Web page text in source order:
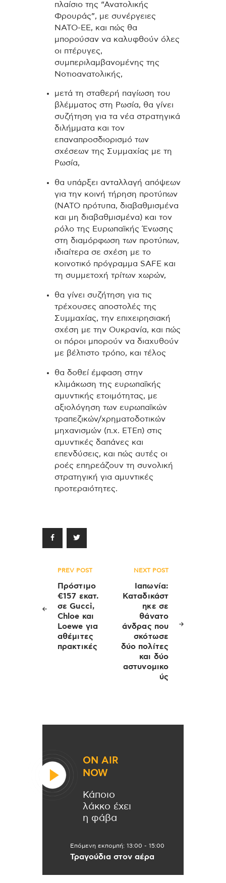
πλαίσιο της “Ανατολικής
Φρουράς”, με συνέργειες
ΝΑΤΟ-ΕΕ, και πώς θα
μπορούσαν να καλυφθούν όλες
οι πτέρυγες,
συμπεριλαμβανομένης της
Νοτιοανατολικής,
μετά τη σταθερή παγίωση του
βλέμματος στη Ρωσία, θα γίνει
συζήτηση για τα νέα στρατηγικά
διλήμματα και τον
επαναπροσδιορισμό των
σχέσεων της Συμμαχίας με τη
Ρωσία,
θα υπάρξει ανταλλαγή απόψεων
για την κοινή τήρηση προτύπων
(NATO πρότυπα, διαβαθμισμένα
και μη διαβαθμισμένα) και τον
ρόλο της Ευρωπαϊκής Ένωσης
στη διαμόρφωση των προτύπων,
ιδιαίτερα σε σχέση με το
κοινοτικό πρόγραμμα SAFE και
τη συμμετοχή τρίτων χωρών,
θα γίνει συζήτηση για τις
τρέχουσες αποστολές της
Συμμαχίας, την επιχειρησιακή
σχέση με την Ουκρανία, και πώς
οι πόροι μπορούν να διαχυθούν
με βέλτιστο τρόπο, και τέλος
θα δοθεί έμφαση στην
κλιμάκωση της ευρωπαϊκής
αμυντικής ετοιμότητας, με
αξιολόγηση των ευρωπαϊκών
τραπεζικών/χρηματοδοτικών
μηχανισμών (π.χ. ΕΤΕπ) στις
αμυντικές δαπάνες και
επενδύσεις, και πώς αυτές οι
ροές επηρεάζουν τη συνολική
στρατηγική για αμυντικές
προτεραιότητες.
Πλοήγηση
άρθρων
PREV POST
Πρόστιμο
€157 εκατ.
σε Gucci,
Chloe και
Loewe για
αθέμιτες
πρακτικές
NEXT POST
Ιαπωνία:
Καταδικάστ
ηκε σε
θάνατο
άνδρας που
σκότωσε
δύο πολίτες
και δύο
αστυνομικο
ύς
ON AIR
NOW
Κάποιο
λάκκο έχει
η φάβα
Επόμενη εκπομπή: 13:00 - 15:00
Τραγούδια στον αέρα